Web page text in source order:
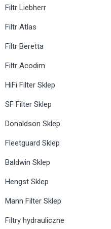
Filtr Liebherr
Filtr Atlas
Filtr Beretta
Filtr Acodim
HiFi Filter Sklep
SF Filter Sklep
Donaldson Sklep
Fleetguard Sklep
Baldwin Sklep
Hengst Sklep
Mann Filter Sklep
Filtry hydrauliczne